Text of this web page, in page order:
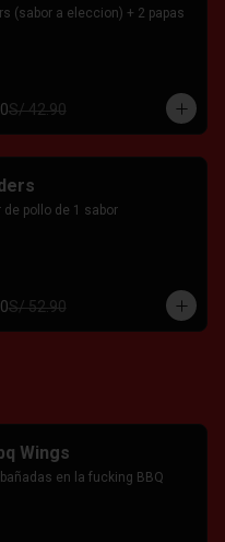
(sabor a eleccion) + 2 papas
S/ 42.90
de pollo de 1 sabor
S/ 52.90
Wings
en la fucking BBQ